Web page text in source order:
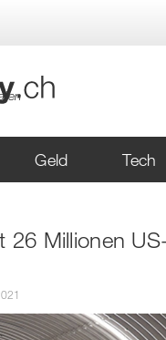
Geld Tech
26 Millionen